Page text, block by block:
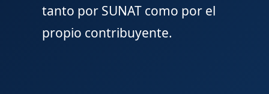
tanto por SUNAT como por el
propio contribuyente.